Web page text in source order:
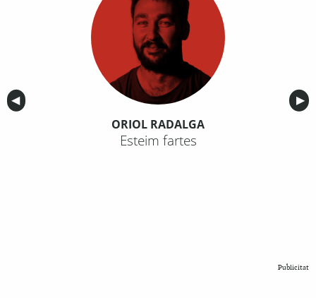
Anterior
◀︎ ▶︎
ORIOL RADALGA
Esteim fartes
Publicitat